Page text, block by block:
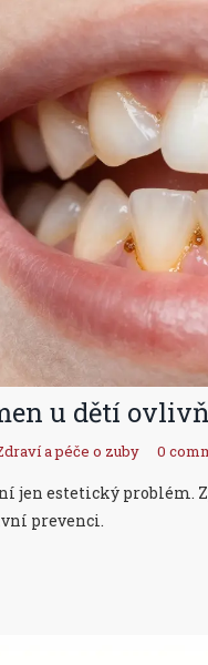
u dětí
a péče o zuby 0
jen estetický problém.
prevenci.